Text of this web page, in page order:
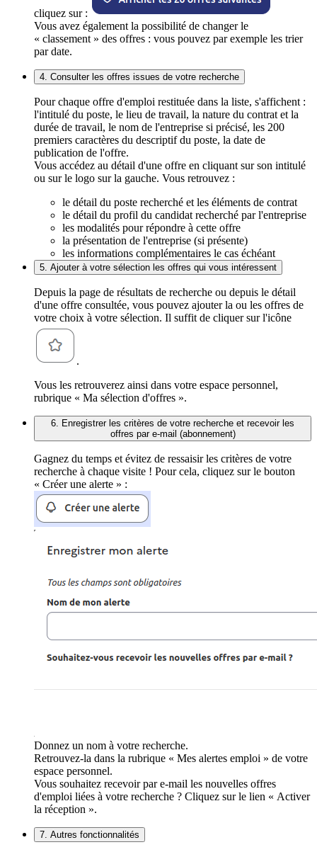
cliquez sur :
Vous avez également la possibilité de changer le
« classement » des offres : vous pouvez par exemple les trier
par date.
4. Consulter les offres issues de votre recherche
Pour chaque offre d'emploi restituée dans la liste, s'affichent :
l'intitulé du poste, le lieu de travail, la nature du contrat et la
durée de travail, le nom de l'entreprise si précisé, les 200
premiers caractères du descriptif du poste, la date de
publication de l'offre.
Vous accédez au détail d'une offre en cliquant sur son intitulé
ou sur le logo sur la gauche. Vous retrouvez :
le détail du poste recherché et les éléments de contrat
le détail du profil du candidat recherché par l'entreprise
les modalités pour répondre à cette offre
la présentation de l'entreprise (si présente)
les informations complémentaires le cas échéant
5. Ajouter à votre sélection les offres qui vous intéressent
Depuis la page de résultats de recherche ou depuis le détail
d'une offre consultée, vous pouvez ajouter la ou les offres de
votre choix à votre sélection. Il suffit de cliquer sur l'icône
.
Vous les retrouverez ainsi dans votre espace personnel,
rubrique « Ma sélection d'offres ».
6. Enregistrer les critères de votre recherche et recevoir les
offres par e-mail (abonnement)
Gagnez du temps et évitez de ressaisir les critères de votre
recherche à chaque visite ! Pour cela, cliquez sur le bouton
« Créer une alerte » :
Donnez un nom à votre recherche.
Retrouvez-la dans la rubrique « Mes alertes emploi » de votre
espace personnel.
Vous souhaitez recevoir par e-mail les nouvelles offres
d'emploi liées à votre recherche ? Cliquez sur le lien « Activer
la réception ».
7. Autres fonctionnalités